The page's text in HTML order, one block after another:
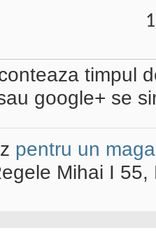
timpul
google+ se
pentru un
Mihai I